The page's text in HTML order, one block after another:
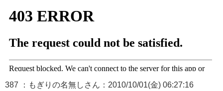
387 ：もぎりの名無しさん：2010/10/01(金) 06:27:16